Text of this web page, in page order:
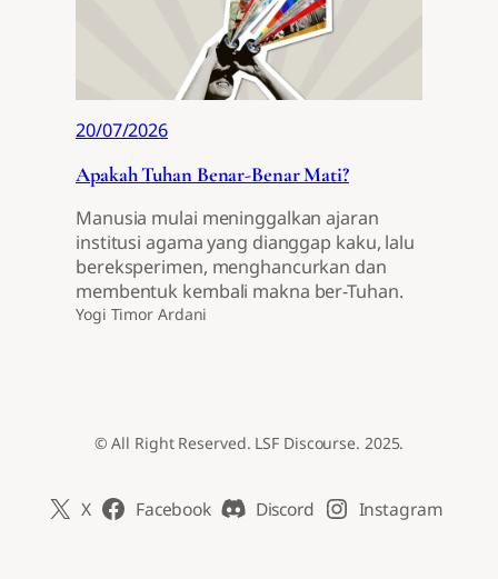
20/07/2026
Apakah Tuhan Benar-Benar Mati?
Manusia mulai meninggalkan ajaran
institusi agama yang dianggap kaku, lalu
bereksperimen, menghancurkan dan
membentuk kembali makna ber-Tuhan.
Yogi Timor Ardani
© All Right Reserved. LSF Discourse. 2025.
X Facebook Discord Instagram